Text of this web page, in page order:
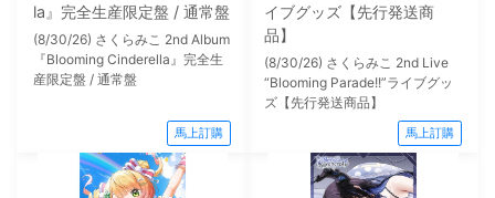
la』完全生産限定盤 / 通常盤
(8/30/26) さくらみこ 2nd Album
『Blooming Cinderella』完全生
産限定盤 / 通常盤
馬上訂購
イブグッズ【先行発送商
品】
(8/30/26) さくらみこ 2nd Live
“Blooming Parade!!”ライブグッ
ズ【先行発送商品】
馬上訂購